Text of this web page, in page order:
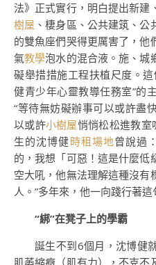
法》正式實行，明白提出新建
樹屋 、棲身區、公共建筑、
的雙魚座們哭得更厲害了，他
氣教學泡水的混合液。施、城
礙舉措措施工程扶植尺度。
健青少年心靈教導任務室”的
“等待無妨礙辦事可以或許盡
以或許小樹屋悄悄松松進教室
生的沈博健時租場地曾說過
的，我想「可惡！這是什麼低
空大吼，他無法理解這種沒有
人。”多年來，他一向踐行著這
“綁”在凳子上的學霸
誕生不到6個月，沈博健
肌萎縮癥（肌有力），不克不